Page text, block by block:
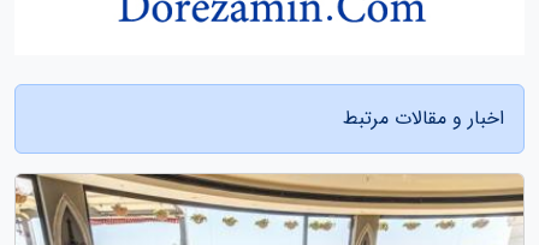
اخبار و مقالات مرتبط